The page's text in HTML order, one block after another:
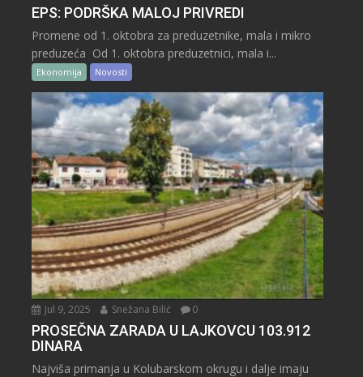
EPS: PODRŠKA MALOJ PRIVREDI
Promene od 1. oktobra za preduzetnike, mala i mikro
preduzeća Od 1. oktobra preduzetnici, mala i...
Ekonomija Novosti
Jul 9, 2025 Snežana Bilić 0
PROSEČNA ZARADA U LAJKOVCU 103.912
DINARA
Najviša primanja u Kolubarskom okrugu i dalje imaju